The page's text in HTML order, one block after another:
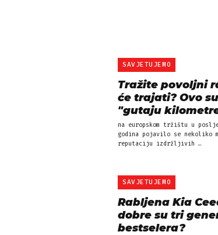
SAVJETUJEMO
Tražite povoljni
će trajati? Ovo
"gutaju
na europskom tržištu u
godina pojavilo se
reputaciju izdržljivih …
SAVJETUJEMO
Rabljena Kia
dobre su tri
bestselera?